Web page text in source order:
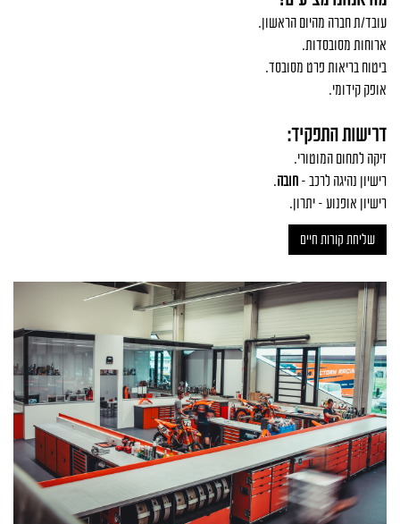
עובד/ת חברה מהיום הראשון.
ארוחות מסובסדות.
ביטוח בריאות פרט מסובסד.
אופק קידומי.
דרישות התפקיד:
זיקה לתחום המוטורי.
רישיון נהיגה לרכב - חובה.
רישיון אופנוע - יתרון.
שליחת קורות חיים